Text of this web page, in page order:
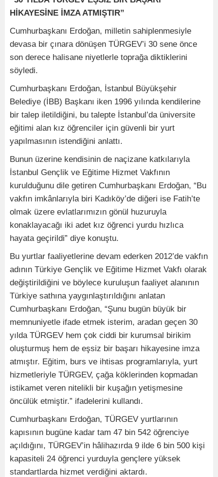
HİKAYESİNE İMZA ATMIŞTIR”
Cumhurbaşkanı Erdoğan, milletin sahiplenmesiyle
devasa bir çınara dönüşen TÜRGEV’i 30 sene önce
son derece halisane niyetlerle toprağa diktiklerini
söyledi.
Cumhurbaşkanı Erdoğan, İstanbul Büyükşehir
Belediye (İBB) Başkanı iken 1996 yılında kendilerine
bir talep iletildiğini, bu talepte İstanbul’da üniversite
eğitimi alan kız öğrenciler için güvenli bir yurt
yapılmasının istendiğini anlattı.
Bunun üzerine kendisinin de naçizane katkılarıyla
İstanbul Gençlik ve Eğitime Hizmet Vakfının
kurulduğunu dile getiren Cumhurbaşkanı Erdoğan, “Bu
vakfın imkânlarıyla biri Kadıköy’de diğeri ise Fatih’te
olmak üzere evlatlarımızın gönül huzuruyla
konaklayacağı iki adet kız öğrenci yurdu hızlıca
hayata geçirildi” diye konuştu.
Bu yurtlar faaliyetlerine devam ederken 2012’de vakfın
adının Türkiye Gençlik ve Eğitime Hizmet Vakfı olarak
değiştirildiğini ve böylece kuruluşun faaliyet alanının
Türkiye sathına yaygınlaştırıldığını anlatan
Cumhurbaşkanı Erdoğan, “Şunu bugün büyük bir
memnuniyetle ifade etmek isterim, aradan geçen 30
yılda TÜRGEV hem çok ciddi bir kurumsal birikim
oluşturmuş hem de eşsiz bir başarı hikayesine imza
atmıştır. Eğitim, burs ve ihtisas programlarıyla, yurt
hizmetleriyle TÜRGEV, çağa köklerinden kopmadan
istikamet veren nitelikli bir kuşağın yetişmesine
öncülük etmiştir.” ifadelerini kullandı.
Cumhurbaşkanı Erdoğan, TÜRGEV yurtlarının
kapısının bugüne kadar tam 47 bin 542 öğrenciye
açıldığını, TÜRGEV’in hâlihazırda 9 ilde 6 bin 500 kişi
kapasiteli 24 öğrenci yurduyla gençlere yüksek
standartlarda hizmet verdiğini aktardı.